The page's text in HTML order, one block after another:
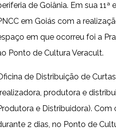
de Goiânia. Em sua
em Goiás com a
em que ocorreu foi a
Ponto de Cultura Veracult.
de Distribuição de
produtora e
e Distribuidora).
2 dias, no Ponto de